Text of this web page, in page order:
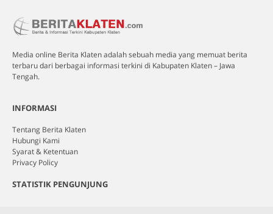
Media online Berita Klaten adalah sebuah media yang memuat berita
terbaru dari berbagai informasi terkini di Kabupaten Klaten – Jawa
Tengah.
INFORMASI
Tentang Berita Klaten
Hubungi Kami
Syarat & Ketentuan
Privacy Policy
STATISTIK PENGUNJUNG